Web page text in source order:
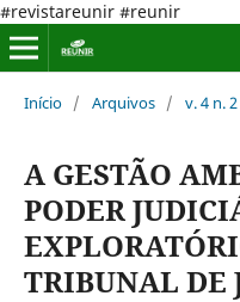
#revistareunir #reunir
Início / Arquivos / v. 4 n.
A GESTÃO
PODER
TRIBUNAL DE